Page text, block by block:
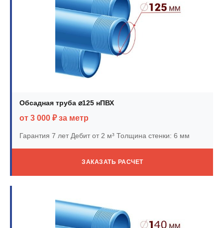
Обсадная труба ⌀125 нПВХ
от 3 000 ₽ за метр
Гарантия 7 летДебит от 2 м³ Толщина стенки: 6 мм
ЗАКАЗАТЬ РАСЧЕТ